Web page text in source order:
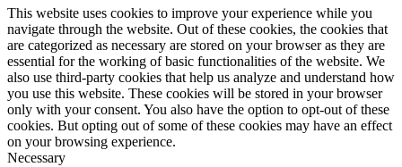
This website uses cookies to improve your experience while you
navigate through the website. Out of these cookies, the cookies that
are categorized as necessary are stored on your browser as they are
essential for the working of basic functionalities of the website. We
also use third-party cookies that help us analyze and understand how
you use this website. These cookies will be stored in your browser
only with your consent. You also have the option to opt-out of these
cookies. But opting out of some of these cookies may have an effect
on your browsing experience.
Necessary